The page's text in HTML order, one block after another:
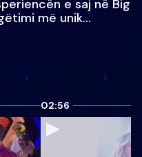
e saj në Big
më unik…
02:56